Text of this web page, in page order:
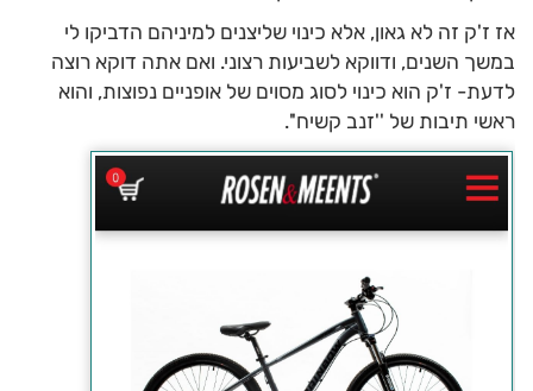
אז ז'ק זה לא גאון, אלא כינוי שליצנים למיניהם הדביקו לי
במשך השנים, ודווקא לשביעות רצוני. ואם אתה דוקא רוצה
לדעת- ז'ק הוא כינוי לסוג מסוים של אופניים נפוצות, והוא
ראשי תיבות של ''זנב קשיח''.